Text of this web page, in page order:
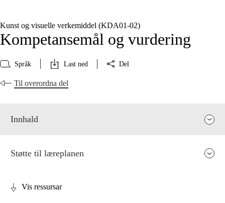
Kunst og visuelle verkemiddel (KDA01‑02)
Kompetansemål og vurdering
Språk Last ned Del
Til overordna del
Innhald
Støtte til læreplanen
Vis ressursar